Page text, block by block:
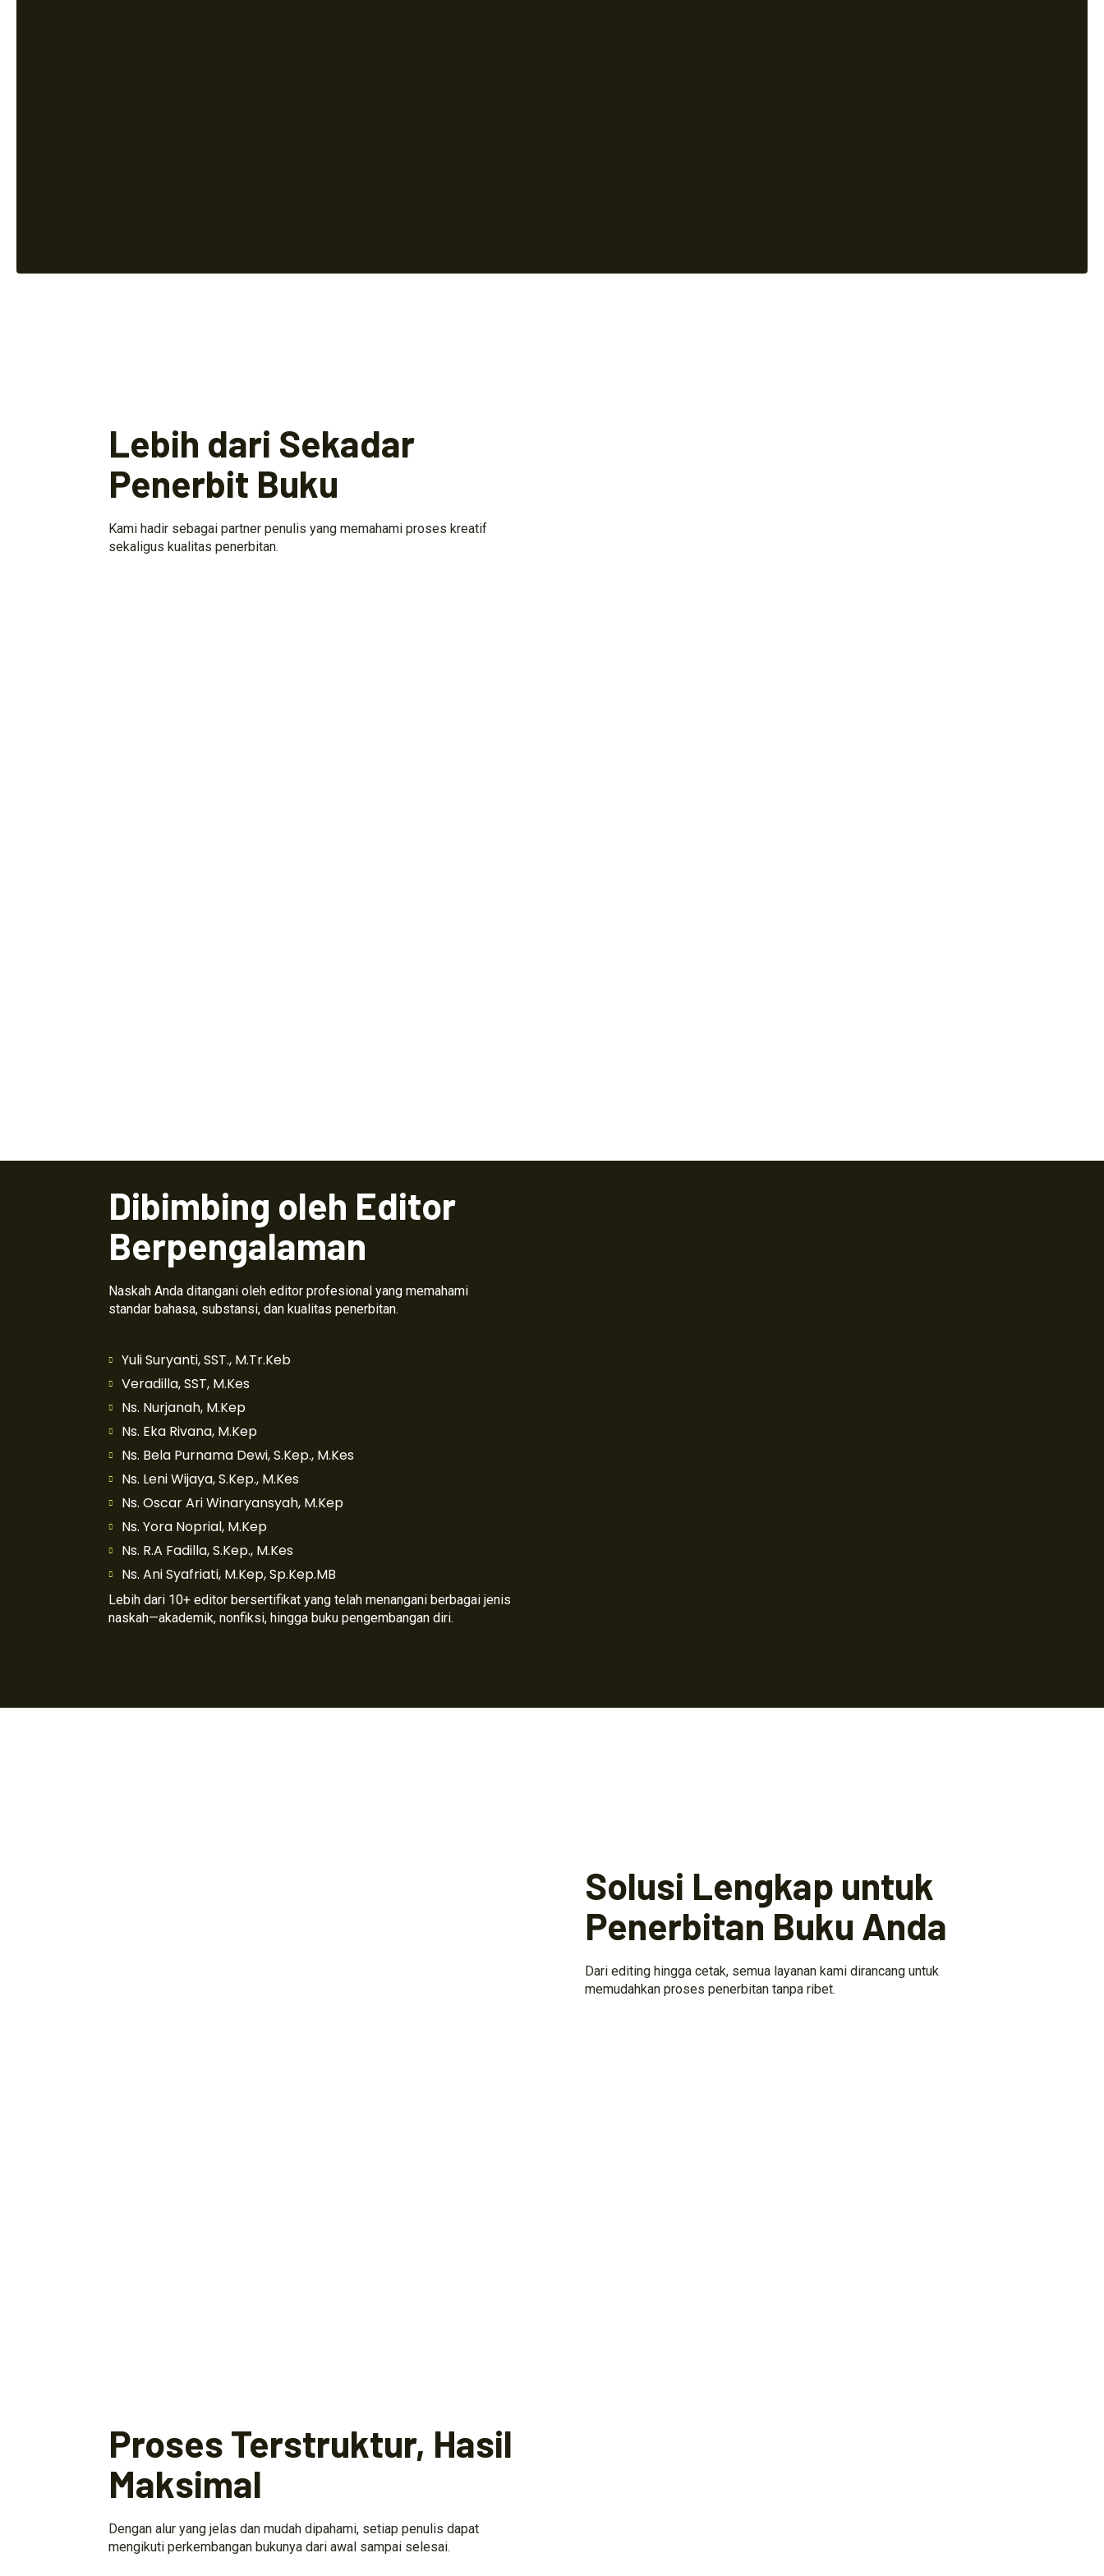
Lebih dari Sekadar
Penerbit Buku
Kami hadir sebagai partner penulis yang memahami proses kreatif
sekaligus kualitas penerbitan.
Dibimbing oleh Editor
Berpengalaman
Naskah Anda ditangani oleh editor profesional yang memahami
standar bahasa, substansi, dan kualitas penerbitan.
Yuli Suryanti, SST., M.Tr.Keb
Veradilla, SST, M.Kes
Ns. Nurjanah, M.Kep
Ns. Eka Rivana, M.Kep
Ns. Bela Purnama Dewi, S.Kep., M.Kes
Ns. Leni Wijaya, S.Kep., M.Kes
Ns. Oscar Ari Winaryansyah, M.Kep
Ns. Yora Noprial, M.Kep
Ns. R.A Fadilla, S.Kep., M.Kes
Ns. Ani Syafriati, M.Kep, Sp.Kep.MB
Lebih dari 10+ editor bersertifikat yang telah menangani berbagai jenis
naskah—akademik, nonfiksi, hingga buku pengembangan diri.
Solusi Lengkap untuk
Penerbitan Buku Anda
Dari editing hingga cetak, semua layanan kami dirancang untuk
memudahkan proses penerbitan tanpa ribet.
Proses Terstruktur, Hasil
Maksimal
Dengan alur yang jelas dan mudah dipahami, setiap penulis dapat
mengikuti perkembangan bukunya dari awal sampai selesai.